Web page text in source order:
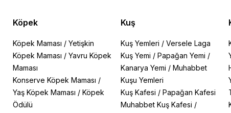
Köpek
Köpek Maması /Yetişkin
Köpek Maması /Yavru Köpek
Maması
Konserve Köpek Maması /
Yaş Köpek Maması /Köpek
Ödülü
Kuş
Kuş Yemleri / Versele Laga
Kuş Yemi / Papağan Yemi /
Kanarya Yemi / Muhabbet
Kuşu Yemleri
Kuş Kafesi / Papağan Kafesi
Muhabbet Kuş Kafesi /